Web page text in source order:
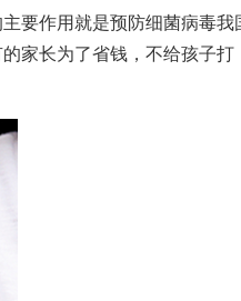
要作用就是预防细菌病毒我
家长为了省钱，不给孩子打